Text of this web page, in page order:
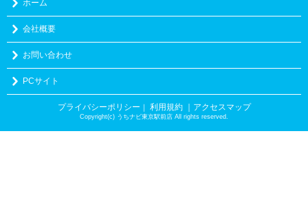
ホーム
会社概要
お問い合わせ
PCサイト
プライバシーポリシー ｜ 利用規約 ｜アクセスマップ
Copyright(c) うちナビ東京駅前店 All rights reserved.